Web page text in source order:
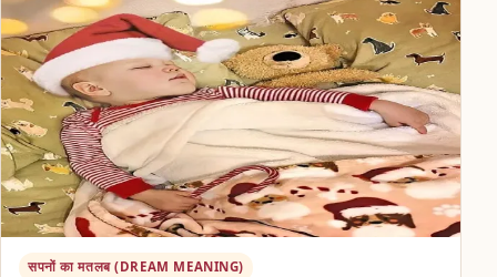
सपनों का मतलब (DREAM MEANING)